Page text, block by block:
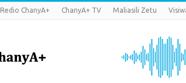
Redio ChanyA+ ChanyA+ TV Maliasili Zetu